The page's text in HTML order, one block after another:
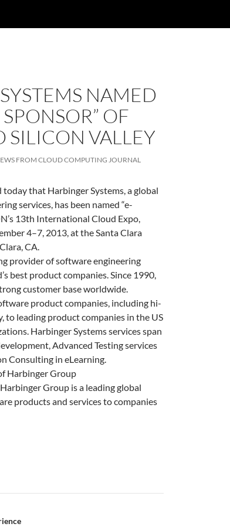
NAMED
OF
SILICON VALLEY
FROM CLOUD COMPUTING JOURNAL
today that Harbinger Systems, a global
services, has been named “e-
13th International Cloud Expo,
4–7, 2013, at the Santa Clara
CA.
provider of software engineering
best product companies. Since 1990,
customer base worldwide.
product companies, including hi-
to leading product companies in the US
Harbinger Systems services span
Advanced Testing services
Consulting in eLearning.
Harbinger Group
Group is a leading global
products and services to companies